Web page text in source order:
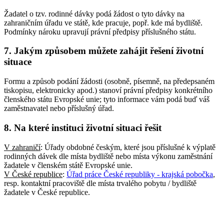
Žadatel o tzv. rodinné dávky podá žádost o tyto dávky na
zahraničním úřadu ve státě, kde pracuje, popř. kde má bydliště.
Podmínky nároku upravují právní předpisy příslušného státu.
7. Jakým způsobem můžete zahájit řešení životní
situace
Formu a způsob podání žádosti (osobně, písemně, na předepsaném
tiskopisu, elektronicky apod.) stanoví právní předpisy konkrétního
členského státu Evropské unie; tyto informace vám podá buď váš
zaměstnavatel nebo příslušný úřad.
8. Na které instituci životní situaci řešit
V zahraničí: Úřady obdobné českým, které jsou příslušné k výplatě
rodinných dávek dle místa bydliště nebo místa výkonu zaměstnání
žadatele v členském státě Evropské unie.
V České republice: Úřad práce České republiky - krajská pobočka,
resp. kontaktní pracoviště dle místa trvalého pobytu / bydliště
žadatele v České republice.